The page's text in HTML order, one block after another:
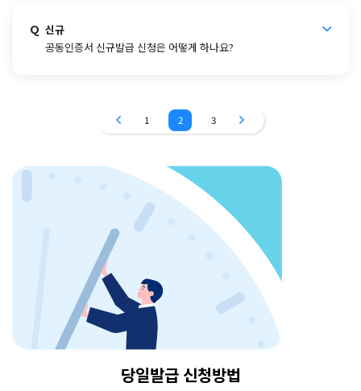
Q 신규
공동인증서 신규발급 신청은 어떻게 하나요?
1 2 3
당일발급 신청방법